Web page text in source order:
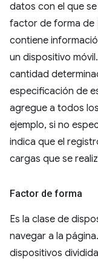
datos con el que
factor de forma de
contiene
un dispositivo
cantidad
especificación de
agregue a todos
ejemplo, si no
indica que el
cargas que se
Factor de forma
Es la clase de
navegar a la
dispositivos